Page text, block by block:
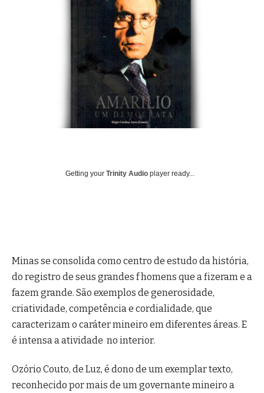
Getting your Trinity Audio player ready...
Minas se consolida como centro de estudo da história,
do registro de seus grandes f homens que a fizeram e a
fazem grande. São exemplos de generosidade,
criatividade, competência e cordialidade, que
caracterizam o caráter mineiro em diferentes áreas. E
é intensa a atividade no interior.
Ozório Couto, de Luz, é dono de um exemplar texto,
reconhecido por mais de um governante mineiro a